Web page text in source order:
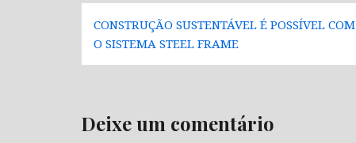
Navegação
de
Post
CONSTRUÇÃO SUSTENTÁVEL É POSSÍVEL COM
O SISTEMA STEEL FRAME
Deixe um comentário